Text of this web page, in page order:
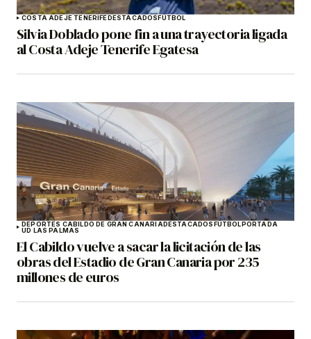
COSTA ADEJE TENERIFEDESTACADOSFÚTBOL
Silvia Doblado pone fin a una trayectoria ligada
al Costa Adeje Tenerife Egatesa
DEPORTES CABILDO DE GRAN CANARIADESTACADOSFÚTBOLPORTADA
UD LAS PALMAS
El Cabildo vuelve a sacar la licitación de las
obras del Estadio de Gran Canaria por 235
millones de euros